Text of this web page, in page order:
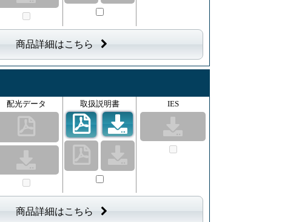
商品詳細はこちら
配光データ 取扱説明書 IES
商品詳細はこちら